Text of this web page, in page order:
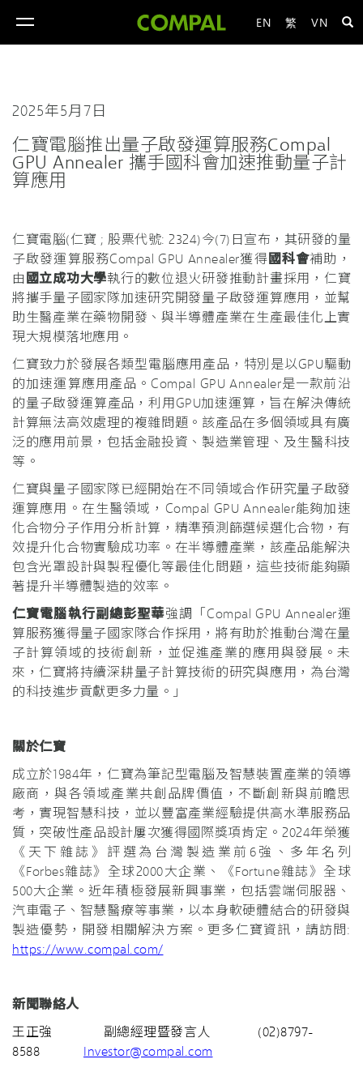
toggle
EN 繁 VN
2025年5月7日
仁寶電腦推出量子啟發運算服務Compal
GPU Annealer 攜手國科會加速推動量子計
算應用
仁寶電腦(仁寶 ; 股票代號: 2324)今(7)日宣布，其研發的量
子啟發運算服務Compal GPU Annealer獲得國科會補助，
由國立成功大學執行的數位退火研發推動計畫採用，仁寶
將攜手量子國家隊加速研究開發量子啟發運算應用，並幫
助生醫產業在藥物開發、與半導體產業在生產最佳化上實
現大規模落地應用。
仁寶致力於發展各類型電腦應用產品，特別是以GPU驅動
的加速運算應用產品。Compal GPU Annealer是一款前沿
的量子啟發運算產品，利用GPU加速運算，旨在解決傳統
計算無法高效處理的複雜問題。該產品在多個領域具有廣
泛的應用前景，包括金融投資、製造業管理、及生醫科技
等。
仁寶與量子國家隊已經開始在不同領域合作研究量子啟發
運算應用。在生醫領域，Compal GPU Annealer能夠加速
化合物分子作用分析計算，精準預測篩選候選化合物，有
效提升化合物實驗成功率。在半導體產業，該產品能解決
包含光罩設計與製程優化等最佳化問題，這些技術能夠顯
著提升半導體製造的效率。
仁寶電腦執行副總彭聖華強調「Compal GPU Annealer運
算服務獲得量子國家隊合作採用，將有助於推動台灣在量
子計算領域的技術創新，並促進產業的應用與發展。未
來，仁寶將持續深耕量子計算技術的研究與應用，為台灣
的科技進步貢獻更多力量。」
關於仁寶
成立於1984年，仁寶為筆記型電腦及智慧裝置產業的領導
廠商，與各領域產業共創品牌價值，不斷創新與前瞻思
考，實現智慧科技，並以豐富產業經驗提供高水準服務品
質，突破性產品設計屢次獲得國際獎項肯定。2024年榮獲
《天下雜誌》評選為台灣製造業前6強、多年名列
《Forbes雜誌》全球2000大企業、《Fortune雜誌》全球
500大企業。近年積極發展新興事業，包括雲端伺服器、
汽車電子、智慧醫療等事業，以本身軟硬體結合的研發與
製造優勢，開發相關解決方案。更多仁寶資訊，請訪問:
https://www.compal.com/
新聞聯絡人
王正強 副總經理暨發言人 (02)8797-
8588 Investor@compal.com